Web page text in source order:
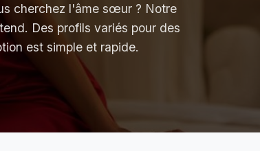
cherchez l'âme sœur ? Notre
Des profils variés pour des
est simple et rapide.